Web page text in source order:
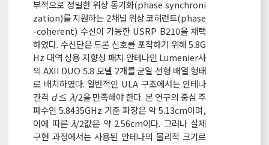
부적으로 정밀한 위상 동기화(phase synchroni
zation)를 지원하는 2채널 위상 코히런트(phase
-coherent) 수신이 가능한 USRP B210을 채택
하였다. 수신단은 드론 신호를 포착하기 위해 5.8G
Hz 대역 상용 지향성 패치 안테나인 Lumenier사
의 AXII DUO 5.8 모델 2개를 균일 선형 배열 형태
로 배치하였다. 일반적인 ULA 구조에서는 안테나
간격 d≤ λ/2을 만족해야 한다. 본 연구의 중심 주
파수인 5.8435GHz 기준 파장은 약 5.13cm이며,
이에 따른 λ/2값은 약 2.56cm이다. 그러나 실제
구현 과정에서는 사용된 안테나의 물리적 크기로